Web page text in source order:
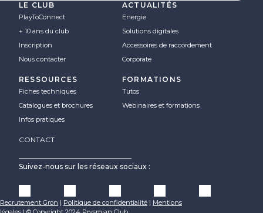
LE CLUB
PlayToConnect
+ 10 ans du club
Inscription
Nous contacter
ACTUALITÉS
Energie
Solutions digitales
Accessoires de raccordement
Corporate
RESSOURCES
Fiches techniques
Catalogues et brochures
Infos pratiques
FORMATIONS
Tutos
Webinaires et formations
CONTACT
Suivez-nous sur les réseaux sociaux :
Recrutement Gron | Politique de confidentialité | Mentions